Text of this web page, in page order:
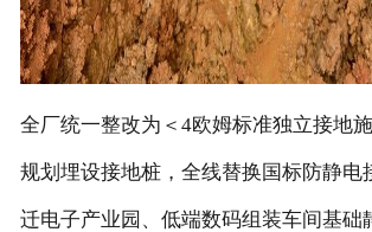
全厂统一整改为＜4欧姆标准独立接地
规划埋设接地桩，全线替换国标防静电
迁电子产业园、低端数码组装车间基础